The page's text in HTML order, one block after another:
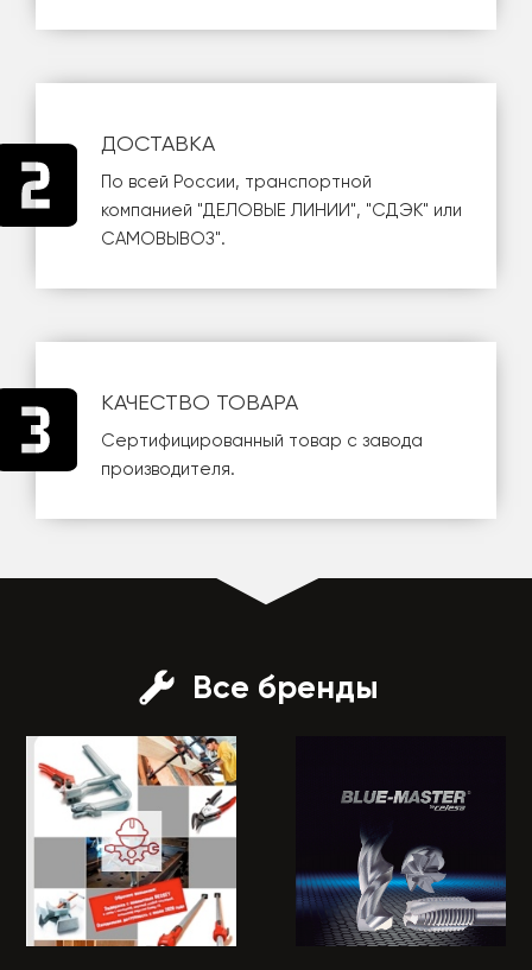
ДОСТАВКА
По всей России, транспортной
компанией "ДЕЛОВЫЕ ЛИНИИ", "СДЭК" или
САМОВЫВОЗ".
КАЧЕСТВО ТОВАРА
Сертифицированный товар с завода
производителя.
Все бренды